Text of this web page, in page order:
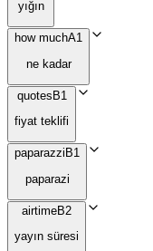
yığın
how muchA1
ne kadar
quotes B1
fiyat teklifi
paparazzi B1
paparazi
airtimeB2
yayın süresi